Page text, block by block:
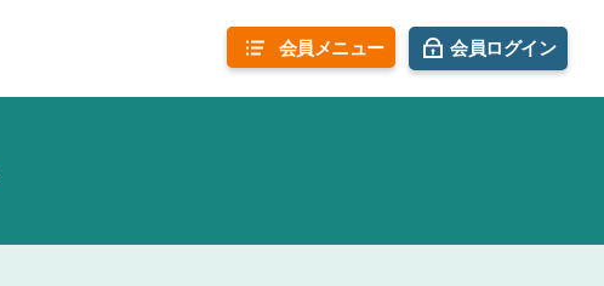
会員 メニュー 会員ログイン